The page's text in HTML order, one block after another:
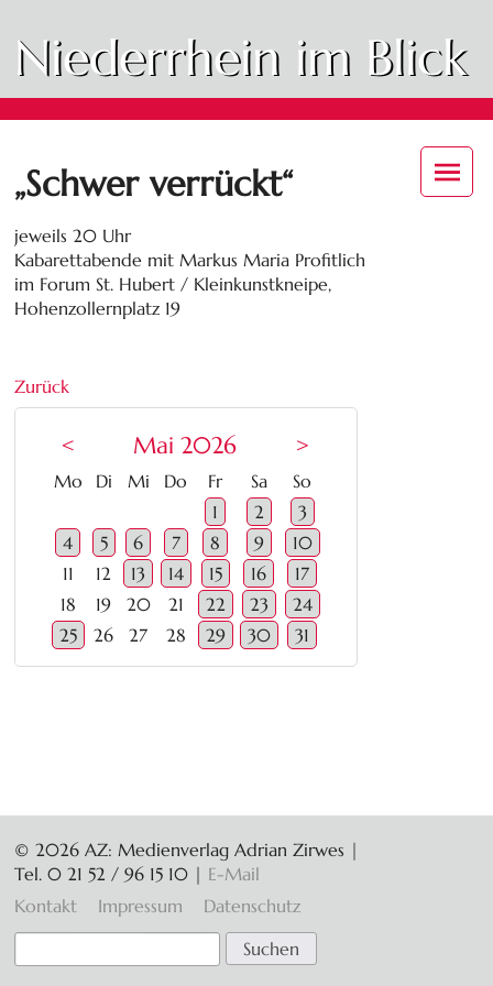
Niederrhein im Blick
„Schwer verrückt“
jeweils 20 Uhr
Kabarettabende mit Markus Maria Profitlich
im Forum St. Hubert / Kleinkunstkneipe,
Hohenzollernplatz 19
Zurück
< Mai 2026 >
Montag
Dienstag
Mittwoch
Do nnerstag
FreitagSamstag
So
1
2
3
4
5 6 7 8 9
10
11
12 13 14 15 16
17
18
19 20 21 22 23
24
25
26 27 28 29 30 31
© 2026 AZ: Medienverlag Adrian Zirwes |
Tel. 0 21 52 / 96 15 10 | E-Mail
Navigation
überspringen
Kontakt Impressum Datenschutz